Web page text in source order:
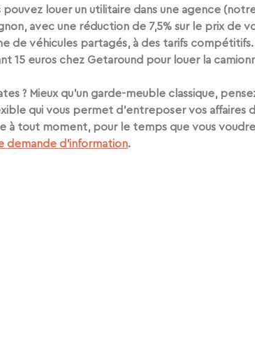
pouvez louer un utilitaire dans une agence
avec une réduction de 7,5% sur le prix de
de véhicules partagés, à des tarifs
15 euros chez Getaround pour louer la
? Mieux qu’un garde-meuble classique,
qui vous permet d’entreposer vos affaires
à tout moment, pour le temps que vous
d’information.